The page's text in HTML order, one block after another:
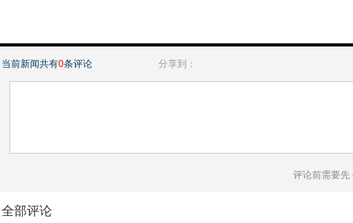
当前新闻共有0条评论 分享到：
评论前需要先
全部评论